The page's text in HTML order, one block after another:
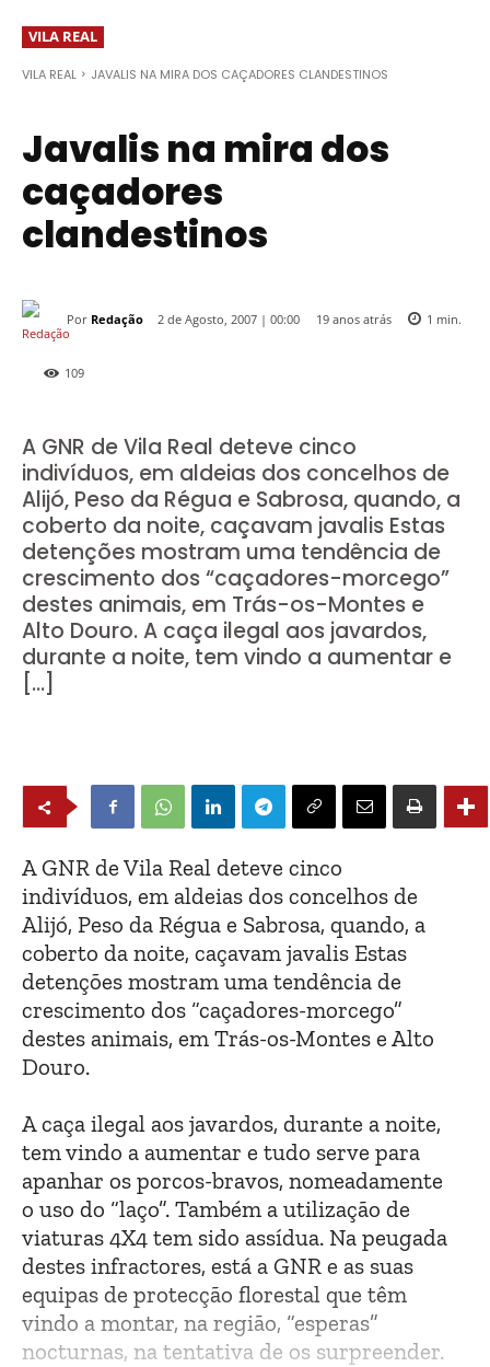
VILA REAL
VILA REAL JAVALIS NA MIRA DOS CAÇADORES CLANDESTINOS
Javalis na mira dos
caçadores
clandestinos
Por Redação 2 de Agosto, 2007 | 00:00 19 anos atrás 1 min.
109
A GNR de Vila Real deteve cinco
indivíduos, em aldeias dos concelhos de
Alijó, Peso da Régua e Sabrosa, quando, a
coberto da noite, caçavam javalis Estas
detenções mostram uma tendência de
crescimento dos “caçadores-morcego”
destes animais, em Trás-os-Montes e
Alto Douro. A caça ilegal aos javardos,
durante a noite, tem vindo a aumentar e
[…]
A GNR de Vila Real deteve cinco
indivíduos, em aldeias dos concelhos de
Alijó, Peso da Régua e Sabrosa, quando, a
coberto da noite, caçavam javalis Estas
detenções mostram uma tendência de
crescimento dos “caçadores-morcego”
destes animais, em Trás-os-Montes e Alto
Douro.
A caça ilegal aos javardos, durante a noite,
tem vindo a aumentar e tudo serve para
apanhar os porcos-bravos, nomeadamente
o uso do “laço”. Também a utilização de
viaturas 4X4 tem sido assídua. Na peugada
destes infractores, está a GNR e as suas
equipas de protecção florestal que têm
vindo a montar, na região, “esperas”
nocturnas, na tentativa de os surpreender.